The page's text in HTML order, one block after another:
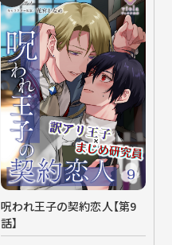
呪われ王子の契約恋人【第9
話】